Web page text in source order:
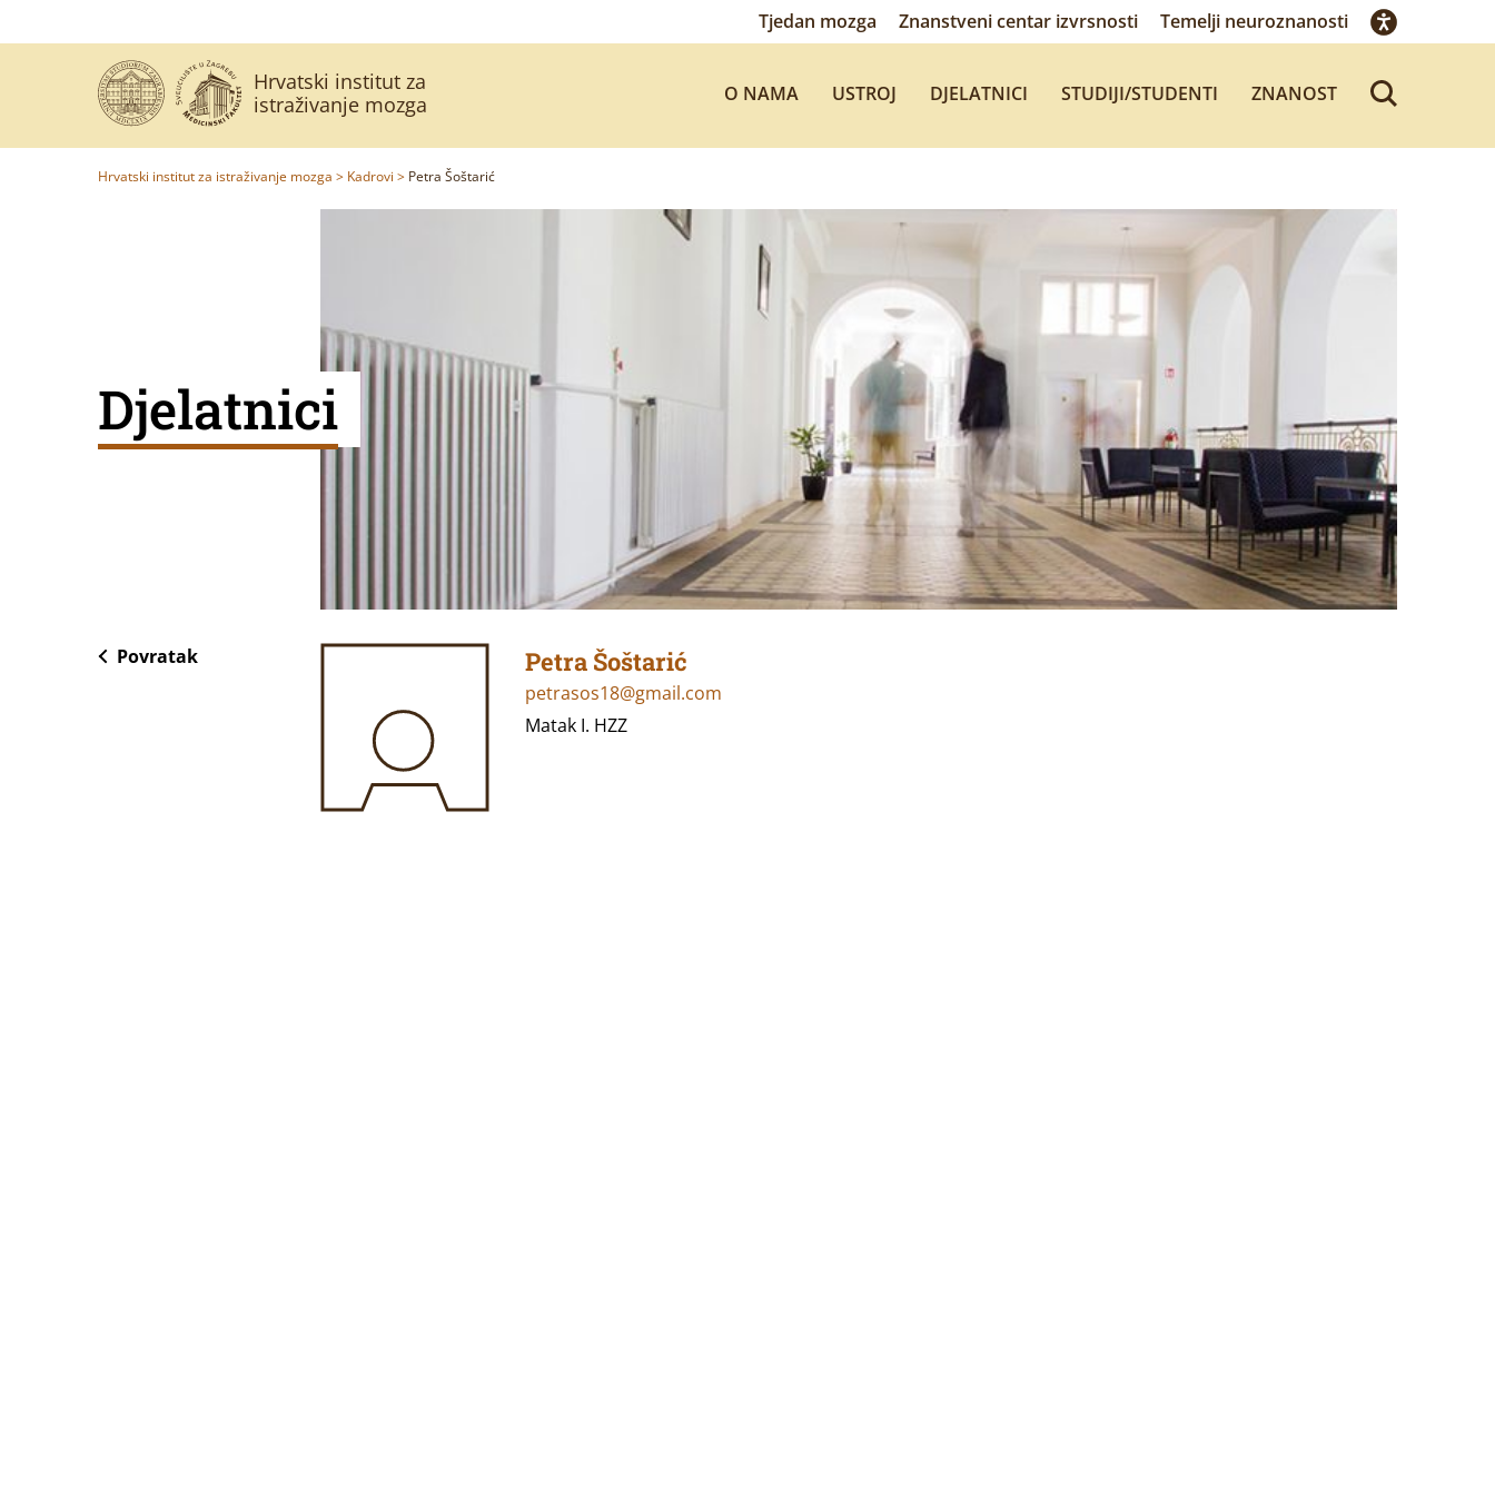
Tjedan mozga Znanstveni centar izvrsnosti Temelji neuroznanosti
Hrvatski institut za
istraživanje mozga
O NAMA USTROJ DJELATNICI STUDIJI/STUDENTI ZNANOST
Hrvatski institut za istraživanje mozga > Kadrovi > Petra Šoštarić
Djelatnici
Povratak Petra Šoštarić
petrasos18@gmail.com
Matak I. HZZ